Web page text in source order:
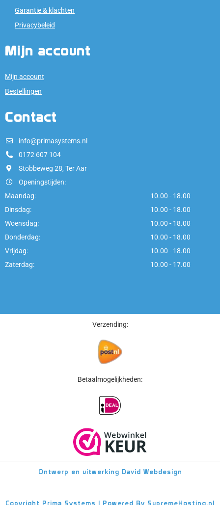
Garantie & klachten
Privacybeleid
Mijn account
Mijn account
Bestellingen
Contact
info@primasystems.nl
0172 607 104
Stobbeweg 28, Ter Aar
Openingstijden:
Maandag:
10.00 - 18.00
Dinsdag:
10.00 - 18.00
Woensdag:
10.00 - 18.00
Donderdag:
10.00 - 18.00
Vrijdag:
10.00 - 18.00
Zaterdag:
10.00 - 17.00
Verzending:
Betaalmogelijkheden:
Ontwerp en uitwerking David Webdesign
Copyright Prima Systems | Powered By SupremeHosting.nl